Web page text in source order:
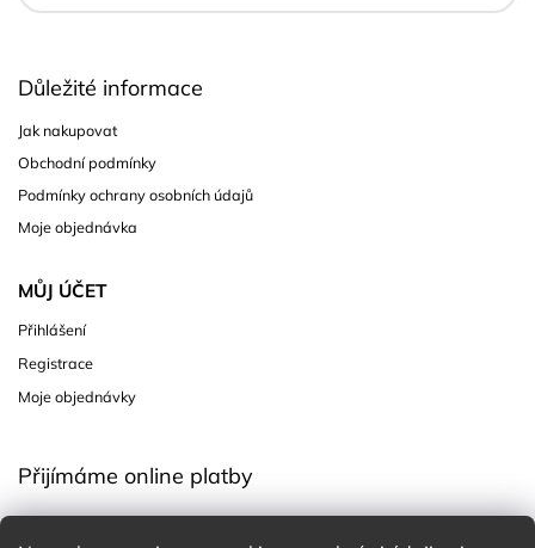
Důležité informace
Jak nakupovat
Obchodní podmínky
Podmínky ochrany osobních údajů
Moje objednávka
MŮJ ÚČET
Přihlášení
Registrace
Moje objednávky
Přijímáme online platby